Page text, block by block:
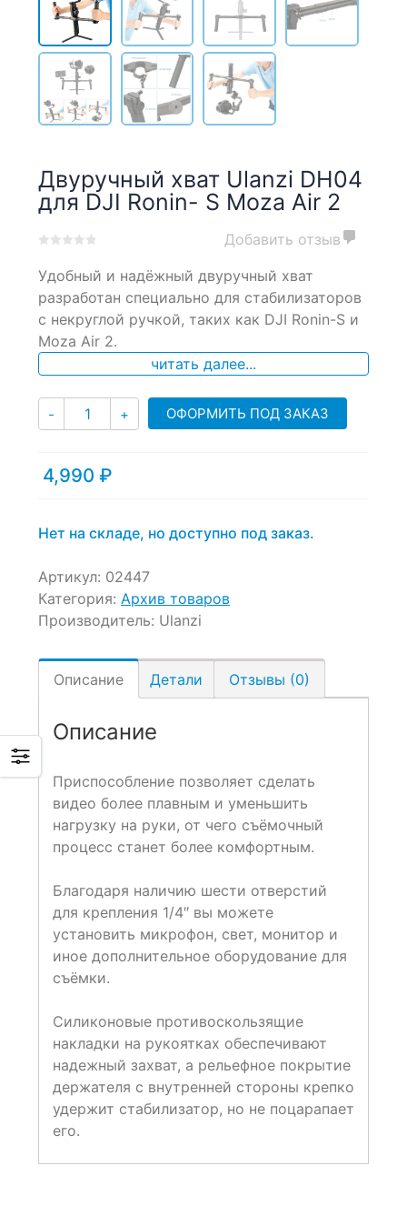
Двуручный хват Ulanzi DH04
для DJI Ronin- S Moza Air 2
out
based
on
customer
ratings
Добавить отзыв
Удобный и надёжный двуручный хват
разработан специально для стабилизаторов
с некруглой ручкой, таких как DJI Ronin-S и
Moza Air 2.
читать далее...
- Количество
+ ОФОРМИТЬ ПОД ЗАКАЗ
4,990 ₽
Нет на складе, но доступно под заказ.
Артикул: 02447
Категория: Архив товаров
Производитель: Ulanzi
Описание Детали Отзывы (0)
Описание
Приспособление позволяет сделать
видео более плавным и уменьшить
нагрузку на руки, от чего съёмочный
процесс станет более комфортным.
Благодаря наличию шести отверстий
для крепления 1/4″ вы можете
установить микрофон, свет, монитор и
иное дополнительное оборудование для
съёмки.
Силиконовые противоскользящие
накладки на рукоятках обеспечивают
надежный захват, а рельефное покрытие
держателя с внутренней стороны крепко
удержит стабилизатор, но не поцарапает
его.